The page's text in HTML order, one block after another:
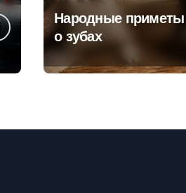
Народные приметы
о зубах